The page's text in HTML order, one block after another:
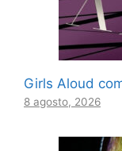
Girls Aloud
8 agosto, 2026